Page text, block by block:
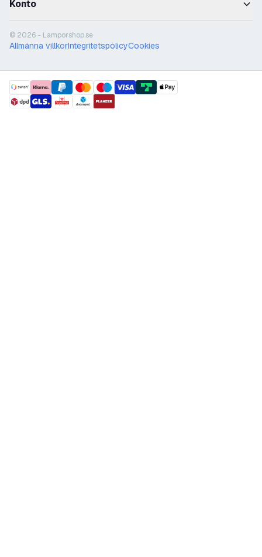
Konto
© 2026 - Lamporshop.se
Allmänna villkorIntegritetspolicyCookies
payment methods
shipment methods